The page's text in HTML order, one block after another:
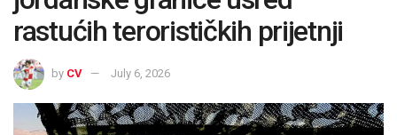
rastućih terorističkih prijetnji
by CV July 6, 2026